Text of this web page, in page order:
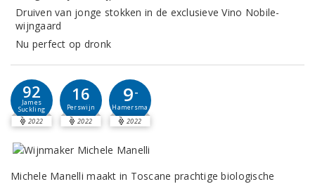
Druiven van jonge stokken in de exclusieve Vino Nobile-
wijngaard
Nu perfect op dronk
92
James
Suckling
2022
16
Perswijn
2022
9-
Hamersma
2022
Michele Manelli maakt in Toscane prachtige biologische